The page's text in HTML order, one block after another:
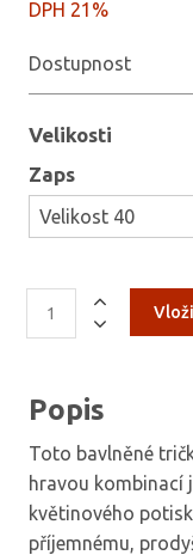
DPH 21%
Dostupnost
Velikosti
Zaps
Popis
Toto bavlněné
hravou kombinací
květinového
příjemnému,